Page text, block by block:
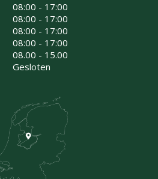
08:00 - 17:00
08:00 - 17:00
08:00 - 17:00
08:00 - 17:00
08.00 - 15.00
Gesloten